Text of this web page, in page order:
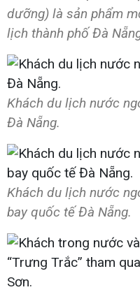
dưỡng) là sản phẩm
lịch thành phố Đà
Khách du lịch nước
Đà Nẵng.
Khách du lịch nước
bay quốc tế Đà Nẵng.